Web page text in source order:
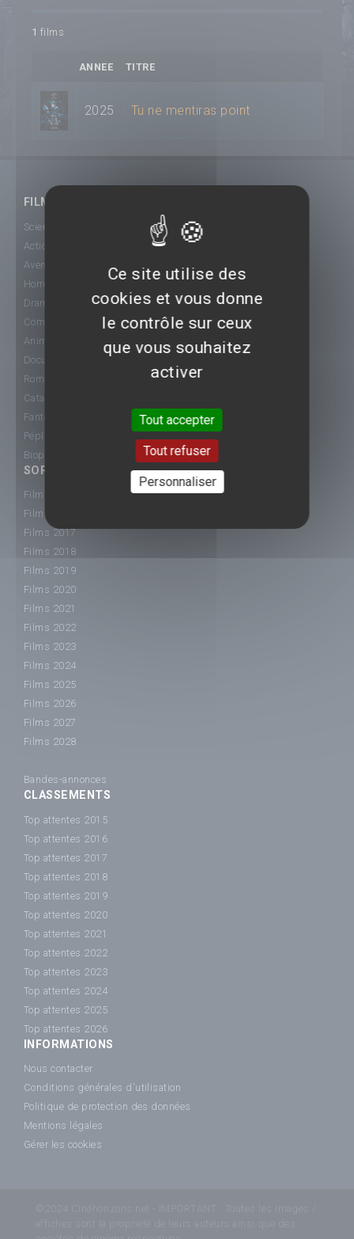
1 films
ANNEE TITRE
2025 Tu ne mentiras point
FILMS
Science-Fiction
Action
Aventure
Horreur
Drame
Comédie
Animation
Documentaire
Romance
Catastrophe
Fantastique
Péplum
Biopic
SORTIE CINÉ
Films 2015
Films 2016
Films 2017
Films 2018
Films 2019
Films 2020
Films 2021
Films 2022
Films 2023
Films 2024
Films 2025
Films 2026
Films 2027
Films 2028
Bandes-annonces
CLASSEMENTS
Top attentes 2015
Top attentes 2016
Top attentes 2017
Top attentes 2018
Top attentes 2019
Top attentes 2020
Top attentes 2021
Top attentes 2022
Top attentes 2023
Top attentes 2024
Top attentes 2025
Top attentes 2026
INFORMATIONS
Nous contacter
Conditions générales d'utilisation
Politique de protection des données
Mentions légales
Gérer les cookies
Ce site utilise des
cookies et vous donne
le contrôle sur ceux
que vous souhaitez
activer
Tout accepter
Tout refuser
Personnaliser